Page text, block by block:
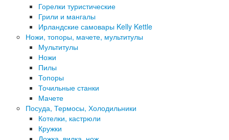
Горелки туристические
Грили и мангалы
Ирландские самовары Kelly Kettle
Ножи, топоры, мачете, мультитулы
Мультитулы
Ножи
Пилы
Топоры
Точильные станки
Мачете
Посуда, Термосы, Холодильники
Котелки, кастрюли
Кружки